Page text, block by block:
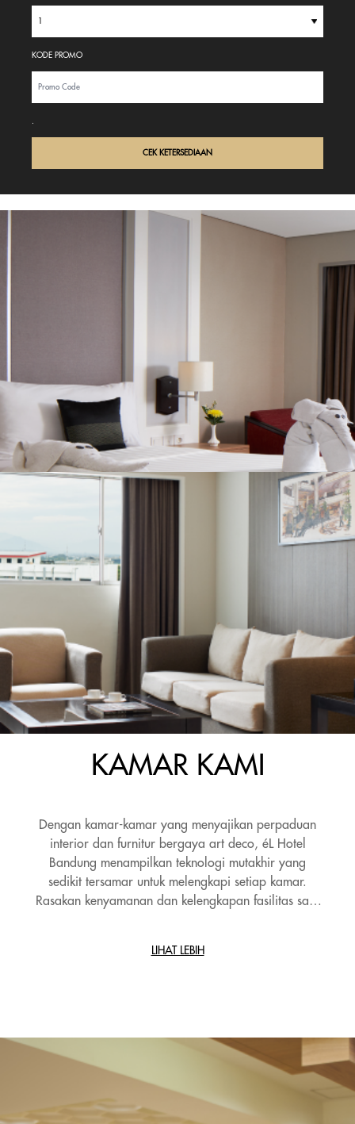
KODE PROMO
.
CEK KETERSEDIAAN
KAMAR KAMI
Dengan kamar-kamar yang menyajikan perpaduan
interior dan furnitur bergaya art deco, éL Hotel
Bandung menampilkan teknologi mutakhir yang
sedikit tersamar untuk melengkapi setiap kamar.
Rasakan kenyamanan dan kelengkapan fasilitas saat
beristirahat dengan nyaman dan tenang di malam
LIHAT LEBIH